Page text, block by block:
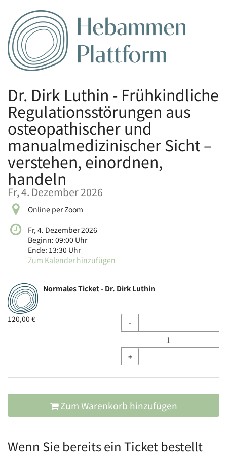
Haupt-
Inhalt
springen
Dr. Dirk Luthin - Frühkindliche
Regulationsstörungen aus
osteopathischer und
manualmedizinischer Sicht –
verstehen, einordnen,
handeln
Fr, 4. Dezember 2026
Online per Zoom
Fr, 4. Dezember 2026
Beginn: 09:00 Uhr
Ende: 13:30 Uhr
Zum Kalender hinzufügen
Produkte
Unkategorisierte
Produkte
Normales Ticket - Dr. Dirk Luthin
120,00 € Menge
-
+
Zum Warenkorb hinzufügen
Wenn Sie bereits ein Ticket bestellt